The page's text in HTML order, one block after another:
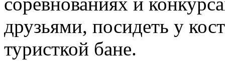
друзьями, посидеть у
туристкой бане.